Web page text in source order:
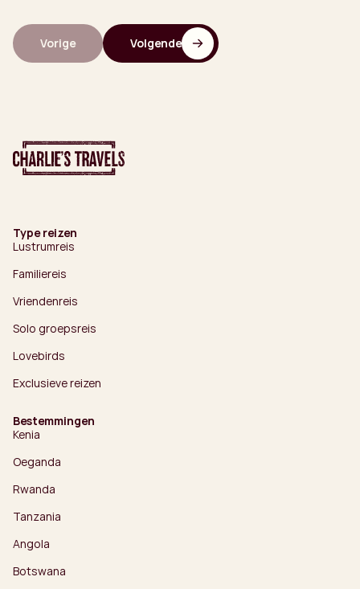
Vorige Volgende
Type reizen
Lustrumreis
Familiereis
Vriendenreis
Solo groepsreis
Lovebirds
Exclusieve reizen
Bestemmingen
Kenia
Oeganda
Rwanda
Tanzania
Angola
Botswana